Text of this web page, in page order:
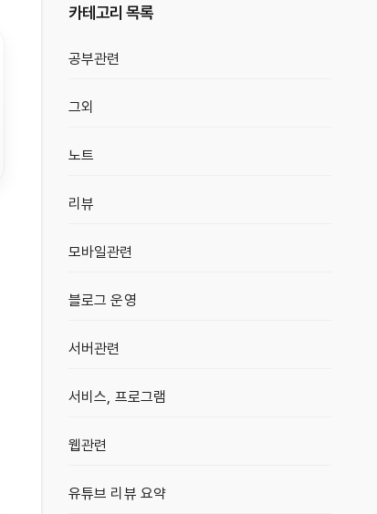
카테고리 목록
공부관련
그외
노트
리뷰
모바일관련
블로그 운영
서버관련
서비스, 프로그램
웹관련
유튜브 리뷰 요약